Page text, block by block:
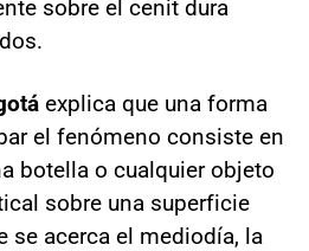
sobre el cenit dura
explica que una forma
el fenómeno consiste en
botella o cualquier objeto
sobre una superficie
se acerca el mediodía, la